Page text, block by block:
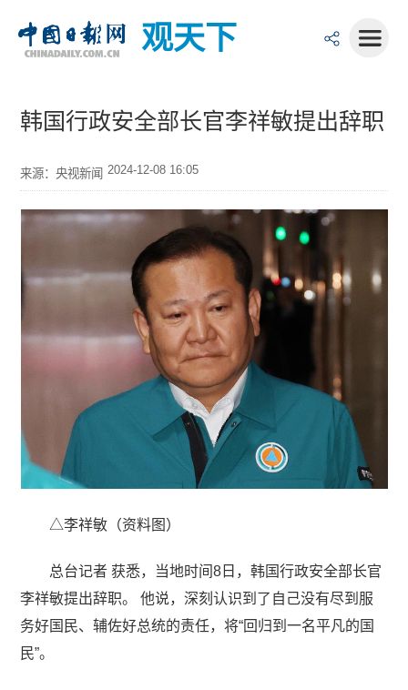
观天下
韩国行政安全部长官李祥敏提出辞职
来源：央视新闻 2024-12-08 16:05
△李祥敏（资料图）
总台记者 获悉，当地时间8日，韩国行政安全部长官
李祥敏提出辞职。 他说，深刻认识到了自己没有尽到服
务好国民、辅佐好总统的责任，将“回归到一名平凡的国
民”。